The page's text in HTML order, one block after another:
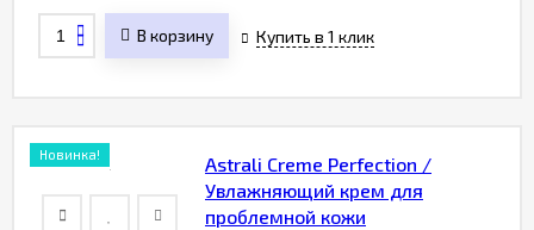
В корзину Купить в 1 клик
Новинка!
Astrali Creme Perfection /
Увлажняющий крем для
проблемной кожи